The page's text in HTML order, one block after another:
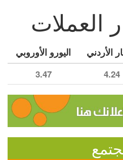
العملات
الأردني اليورو الأوروبي
4.24
3.47